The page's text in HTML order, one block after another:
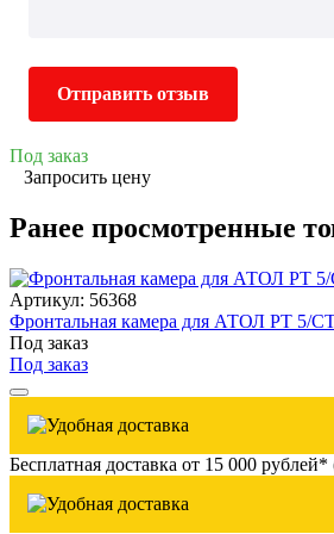
Отправить отзыв
Под заказ
Запросить цену
Ранее просмотренные
Артикул: 56368
Фронтальная камера для АТОЛ PT 5/
Под заказ
Под заказ
Бесплатная доставка от 15 000